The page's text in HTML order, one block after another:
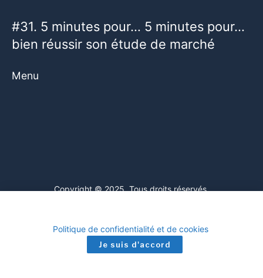
Politique de confidentialité et de cookies.
Je suis d'accord
#31. 5 minutes pour… 5 minutes pour…
bien réussir son étude de marché
Menu
Copyright © 2025. Tous droits réservés.